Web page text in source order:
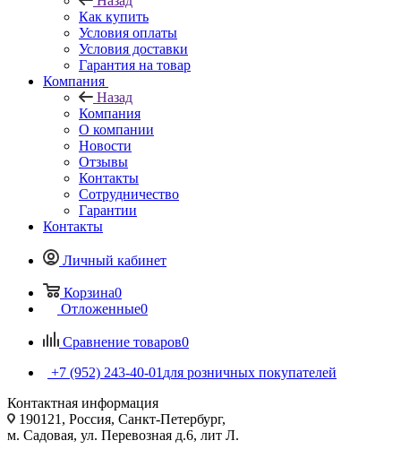
Как купить
Условия оплаты
Условия доставки
Гарантия на товар
Компания
Назад
Компания
О компании
Новости
Отзывы
Контакты
Сотрудничество
Гарантии
Контакты
Личный кабинет
Корзина0
Отложенные0
Сравнение товаров0
+7 (952) 243-40-01 для розничных покупателей
Контактная информация
190121, Россия, Санкт-Петербург,
м. Садовая, ул. Перевозная д.6, лит Л.